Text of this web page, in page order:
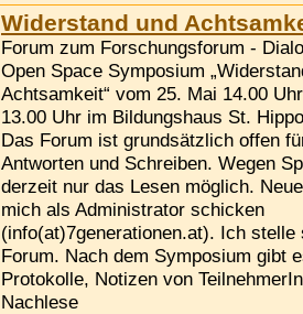
Widerstand und
Forum zum Forschungsforum -
Open Space Symposium
Achtsamkeit“ vom 25. Mai 14.00
13.00 Uhr im Bildungshaus St.
Das Forum ist grundsätzlich offen
Antworten und Schreiben. Wegen
derzeit nur das Lesen möglich.
mich als Administrator schicken
(info(at)7generationen.at). Ich stelle
Forum. Nach dem Symposium gibt
Protokolle, Notizen von
Nachlese